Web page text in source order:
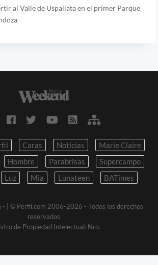
al Valle de Uspallata en el primer Parque
Caras Noticias
Marie Claire
Hombre Parabrisas
Supercampo
Luz Mia Lunateen BATimes
-
| © Perfil.com 2006-2026 - Todos los derechos
reservados
de Propiedad Intelectual: Nro.